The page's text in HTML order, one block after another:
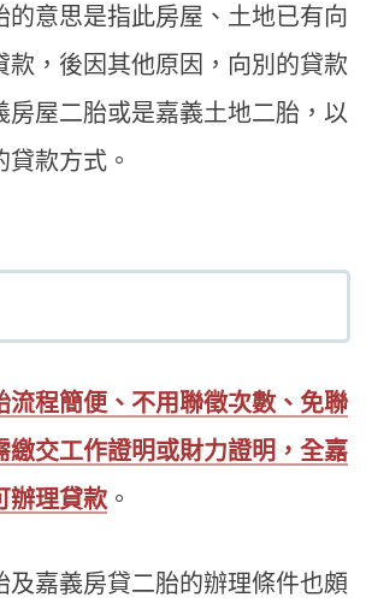
的意思是指此房屋、土地已有向
款，後因其他原因，向別的貸款
房屋二胎或是嘉義土地二胎，以
款方式。
流程簡便、不用聯徵次數、免聯
繳交工作證明或財力證明，全嘉
辦理貸款。
及嘉義房貸二胎的辦理條件也頗